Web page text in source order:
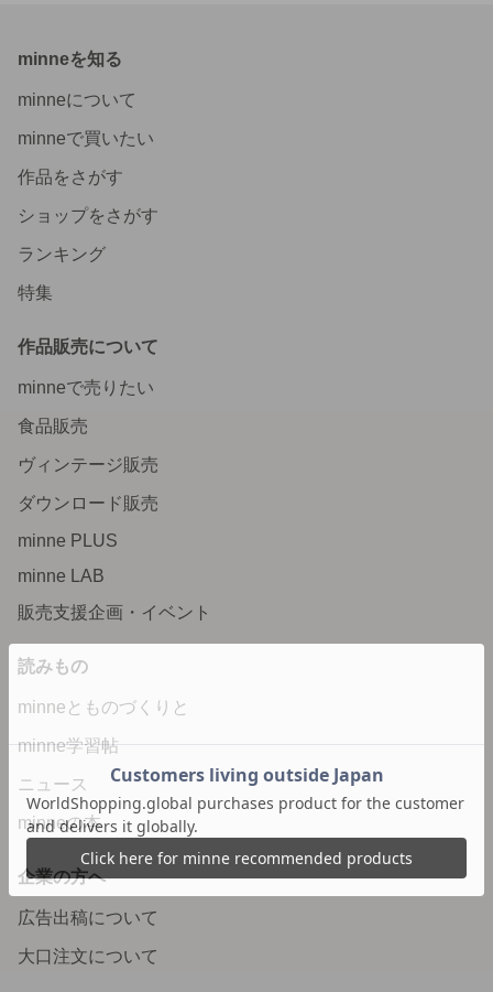
minneを知る
minneについて
minneで買いたい
作品をさがす
ショップをさがす
ランキング
特集
作品販売について
minneで売りたい
食品販売
ヴィンテージ販売
ダウンロード販売
minne PLUS
minne LAB
販売支援企画・イベント
読みもの
minneとものづくりと
minne学習帖
ニュース
minneの本
企業の方へ
広告出稿について
大口注文について